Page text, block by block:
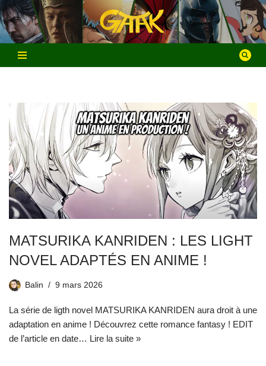
Aller
au
contenu
MATSURIKA KANRIDEN : LES LIGHT
NOVEL ADAPTÉS EN ANIME !
Balin 9 mars 2026
La série de ligth novel MATSURIKA KANRIDEN aura droit à une
adaptation en anime ! Découvrez cette romance fantasy ! EDIT
de l’article en date… Lire la suite »